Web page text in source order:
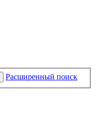
Расширенный поиск